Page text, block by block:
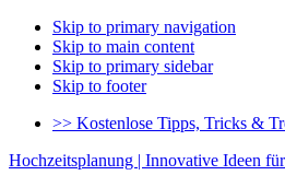
Skip to primary navigation
Skip to main content
Skip to primary sidebar
Skip to footer
>> Kostenlose Tipps, Tricks &
Hochzeitsplanung | Innovative Ideen